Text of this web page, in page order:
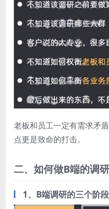
老板和员工一定有需求矛
点更是致命的打击。
二、如何做B端的调研
1、B端调研的三个阶段